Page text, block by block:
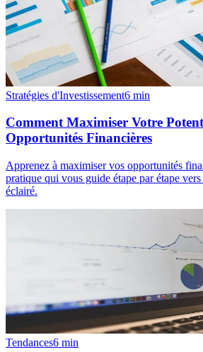
Stratégies d'Investissement6 min
Comment Maximiser Votre
Opportunités Financières
Apprenez à maximiser vos opportunités
pratique qui vous guide étape par étape
éclairé.
Tendances6 min